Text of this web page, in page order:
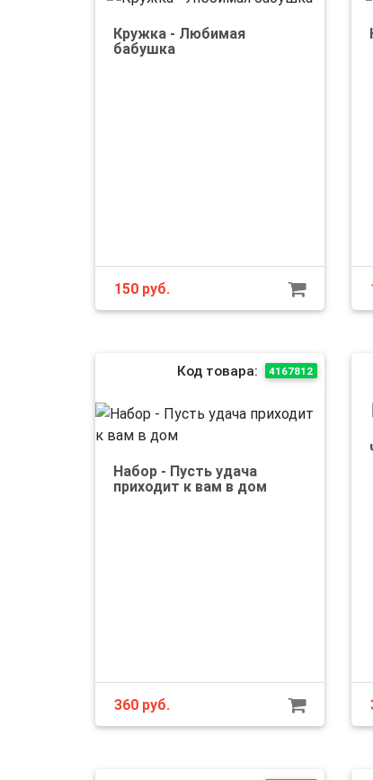
Кружка - Любимая
бабушка
150 руб.
Код товара: 4167812
Набор - Пусть удача
приходит к вам в дом
360 руб.